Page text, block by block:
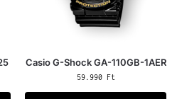
Casio G-Shock GA-110GB-1AER
59.990 Ft